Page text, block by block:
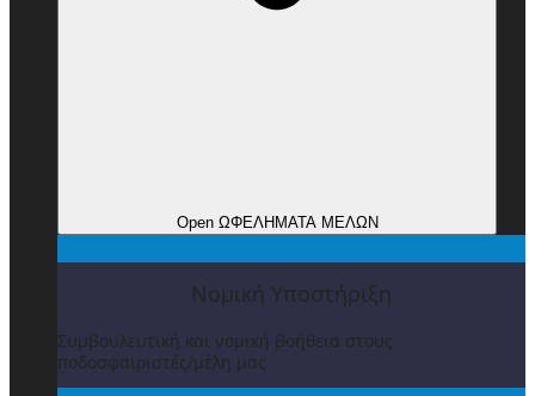
Open ΩΦΕΛΗΜΑΤΑ ΜΕΛΩΝ
Νομική Υποστήριξη
Συμβουλευτική και νομική βοήθεια στους
ποδοσφαιριστές/μέλη μας